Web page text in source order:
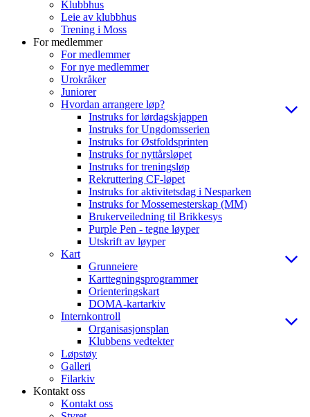
Klubbhus
Leie av klubbhus
Trening i Moss
For medlemmer
For medlemmer
For nye medlemmer
Urokråker
Juniorer
Hvordan arrangere løp?
Instruks for lørdagskjappen
Instruks for Ungdomsserien
Instruks for Østfoldsprinten
Instruks for nyttårsløpet
Instruks for treningsløp
Rekruttering CF-løpet
Instruks for aktivitetsdag i Nesparken
Instruks for Mossemesterskap (MM)
Brukerveiledning til Brikkesys
Purple Pen - tegne løyper
Utskrift av løyper
Kart
Grunneiere
Karttegningsprogrammer
Orienteringskart
DOMA-kartarkiv
Internkontroll
Organisasjonsplan
Klubbens vedtekter
Løpstøy
Galleri
Filarkiv
Kontakt oss
Kontakt oss